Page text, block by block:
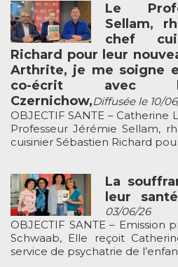
Le
Sellam,
chef
Richard pour leur
Arthrite, je me soigne
co-écrit avec
Czernichow,Diffusée le 10/
OBJECTIF SANTE – Catherine
Professeur Jérémie Sellam,
cuisinier Sébastien Richard
La
leur
03/06/26
OBJECTIF SANTE – Emission
Schwaab, Elle reçoit
service de psychatrie de